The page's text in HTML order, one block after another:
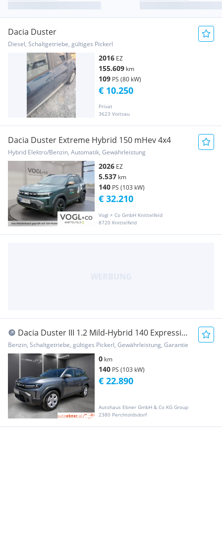
Dacia Duster
Diesel, Schaltgetriebe, gültiges Pickerl
2016 EZ
155.609 km
109 PS (80 kW)
Privat
3623 Voitsau
€ 10.250
Dacia Duster Extreme Hybrid 150 mHev 4x4
Hybrid Elektro/Benzin, Automatik, Gewährleistung
2026 EZ
5.537 km
140 PS (103 kW)
Vogl + Co GmbH Knittelfeld
8720 Knittelfeld
€ 32.210
Dacia Duster III 1.2 Mild-Hybrid 140 Expression
(Euro 6e
Benzin, Schaltgetriebe, gültiges Pickerl, Gewährleistung, Garantie
0 km
140 PS (103 kW)
Autohaus Ebner GmbH & Co KG Group
2380 Perchtoldsdorf
€ 22.890